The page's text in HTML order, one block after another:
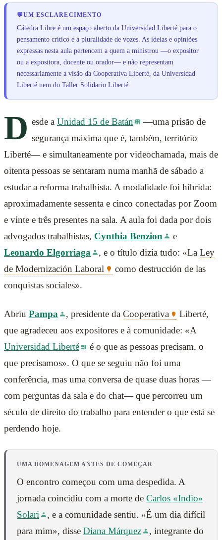
💬UM ESCLARECIMENTO
Cátedra Libre é um espaço aberto da Universidad Liberté para o
pensamento crítico e a pluralidade de vozes. As ideias e opiniões
expressas nesta aula pertencem a quem a ministrou —o expositor
ou a expositora, docente ou orador— e não representam
necessariamente a visão da Cooperativa Liberté, da Universidad
Liberté nem do Taller Solidario Liberté.
D esde a Unidad 15 de Batán
—uma prisão de
segurança máxima que é, também, território
Liberté— e simultaneamente por videochamada, mais de
oitenta pessoas se sentaram numa manhã de sábado a
estudar a reforma trabalhista. A modalidade foi híbrida:
aproximadamente sessenta e cinco conectadas por Zoom
e vinte e três presentes na sala. A aula foi dada por dois
advogados trabalhistas, Cynthia Benzion
e
Leonardo Elgorriaga
, e o título dizia tudo: «La Ley
de Modernización Laboral
como destrucción de las
conquistas sociales».
Abriu Pampa , presidente da Cooperativa
Liberté,
que agradeceu aos expositores e à comunidade: «A
Universidad Liberté
é o que as pessoas precisam, o
que precisamos». O que se seguiu não foi uma
conferência, mas uma conversa de quase duas horas —
com perguntas da sala e do chat— que percorreu um
século de direito do trabalho para entender o que está se
perdendo hoje.
UMA HOMENAGEM ANTES DE COMEÇAR
O encontro começou com uma despedida. A
jornada coincidiu com a morte de Carlos «Indio»
Solari
, e a comunidade sentiu. «É um dia difícil
para mim», disse Diana Márquez
, integrante do